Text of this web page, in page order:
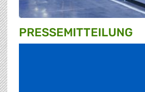
PRESSE­MITTEILUNG